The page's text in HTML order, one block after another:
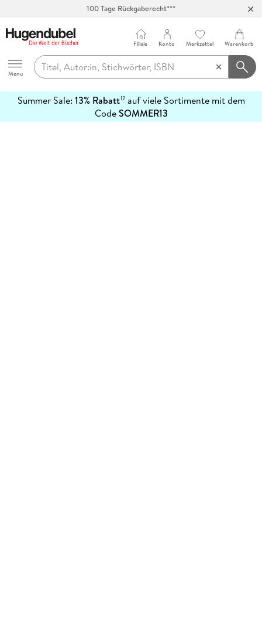
100 Tage Rückgaberecht***
Hugendubel
Menu
Filiale Konto Merkzettel Warenkorb
Summer Sale: 13% Rabatt12auf viele Sortimente mit dem
CodeSOMMER13
erfahren